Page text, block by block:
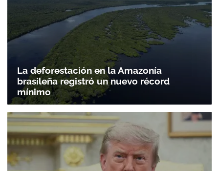
La deforestación en la Amazonía
brasileña registró un nuevo récord
mínimo